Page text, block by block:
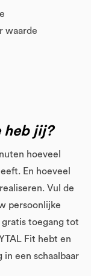
waarde
heb jij?
hoeveel
En hoeveel
Vul de
persoonlijke
toegang tot
Fit hebt en
in een schaalbaar